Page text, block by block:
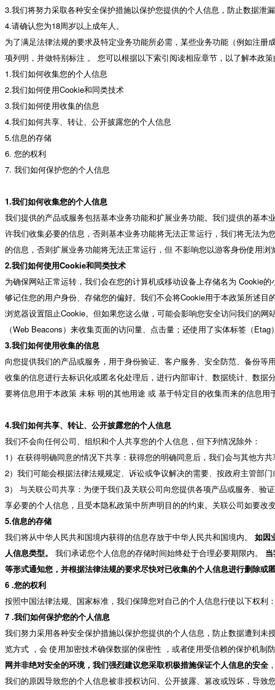
3.我们将努力采取各种安全保护措施以保护您提供的个人信息，防止数据泄
4.请确认您为18周岁以上成年人。
为了满足法律法规的要求及特定业务功能所必需，某些业务功能（例如注
项列明，并做特别标注 。 您可以根据以下索引阅读相应章节，以了解本政
1.我们如何收集您的个人信息
2.我们如何使用Cookie和同类技术
3.我们如何使用收集的信息
4.我们如何共享、转让、公开披露您的个人信息
5.信息的存储
6. 您的权利
7. 我们如何保护您的个人信息
1.我们如何收集您的个人信息
我们提供的产品或服务包括基本业务功能和扩展业务功能。我们提供的基
许我们收集必要的信息，否则基本业务功能将无法正常运行，我们将无法
的信息，否则扩展业务功能将无法正常运行，但 不影响您以游客身份使用
2.我们如何使用Cookie和同类技术
为确保网站正常运转，我们会在您的计算机或移动设备上存储名为 Cookie
够记住您的用户身份、存储您的偏好。我们不会将Cookie用于本政策所述
浏览器设置阻止Cookie。但如果您这么做，可能会影响您安全访问我们的
（Web Beacons）来收集页面的访问量、点击量；还使用了实体标签（
3.我们如何使用收集的信息
向您提供我们的产品或服务，用于身份验证、客户服务、安全防范、备份
收集的信息进行去标识化或匿名化处理后，进行内部审计、数据统计、数
要将信息用于本政策 未标 明的其他用途 或 基于特定目的收集而来的信息
4.我们如何共享、转让、公开披露您的个人信息
我们不会向任何公司、组织和个人共享您的个人信息，但下列情况除外：
1）在获得明确同意的情况下共享：获得您的明确同意后，我们会与其他方
2）我们可能会根据法律法规规定、诉讼或争议解决的需要、按政府主管部
3） 与关联公司共享：为便于我们及关联公司向您提供各项产品或服务、
享必要的个人信息，且受本隐私政策中所声明目的的约束。关联公司如要改
5.信息的存储
我们将从中华人民共和国境内获得的信息存放于中华人民共和国境内。 如因
人信息类型。 我们承诺您个人信息的存储时间始终处于合理必要期限内。
等形式通知您，并根据法律法规的要求尽快对已收集的个人信息进行删除或
6 .您的权利
按照中国法律法规、国家标准，我们保障您对自己的个人信息行使以下权
7 .我们如何保护您的个人信息
我们努力采用各种安全保护措施以保护您提供的个人信息，防止数据遭到
览方式 ，会 使用加密技术确保数据的保密性 ，或者使用受信赖的保护机
网并非绝对安全的环境，我们强烈建议您采取积极措施保证个人信息的安全
我们的原因导致您的个人信息被非授权访问、公开披露、篡改或毁坏，导